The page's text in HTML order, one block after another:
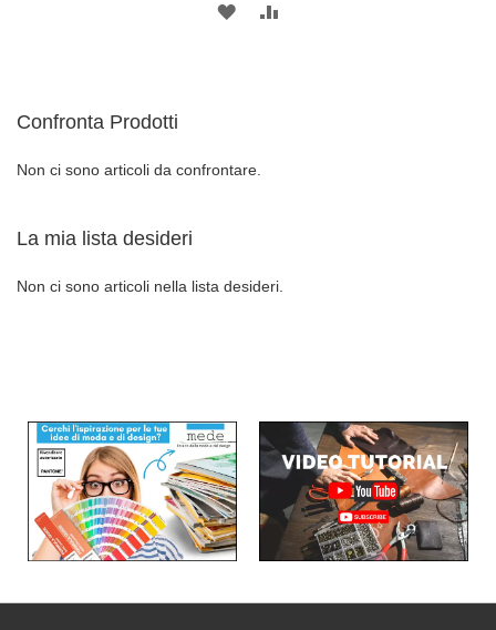
AGGIUNGI
Confronta Prodotti
Non ci sono articoli da confrontare.
La mia lista desideri
Non ci sono articoli nella lista desideri.